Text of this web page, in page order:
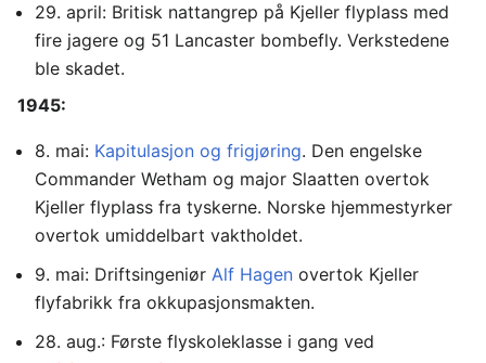
29. april: Britisk nattangrep på Kjeller flyplass med
fire jagere og 51 Lancaster bombefly. Verkstedene
ble skadet.
1945:
8. mai: Kapitulasjon og frigjøring. Den engelske
Commander Wetham og major Slaatten overtok
Kjeller flyplass fra tyskerne. Norske hjemmestyrker
overtok umiddelbart vaktholdet.
9. mai: Driftsingeniør Alf Hagen overtok Kjeller
flyfabrikk fra okkupasjonsmakten.
28. aug.: Første flyskoleklasse i gang ved